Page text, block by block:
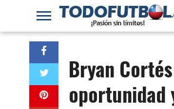
Bryan
oportunidad